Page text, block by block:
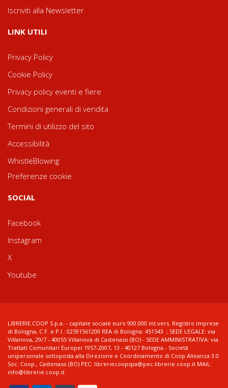
Iscriviti alla Newsletter
LINK UTILI
Privacy Policy
Cookie Policy
Privacy policy eventi e fiere
Condizioni generali di vendita
Termini di utilizzo del sito
Accessibilità
WhistleBlowing
Preferenze cookie
SOCIAL
Facebook
Instagram
X
Youtube
LIBRERIE.COOP S.p.a. - capitale sociale euro 900.000 int.vers. Registro imprese
di Bologna, C.F. e P.I.: 02591561200 REA di Bologna: 451543 ; SEDE LEGALE: via
Villanova, 29/7 - 40055 Villanova di Castenaso (BO) - SEDE AMMINISTRATIVA: via
Trattati Comunitari Europei 1957-2007, 13 - 40127 Bologna - Società
unipersonale sottoposta alla Direzione e Coordinamento di Coop Alleanza 3.0
Soc. Coop., Castenaso (BO) PEC: libreriecoopspa@pec.librerie.coop.it MAIL:
info@librerie.coop.it